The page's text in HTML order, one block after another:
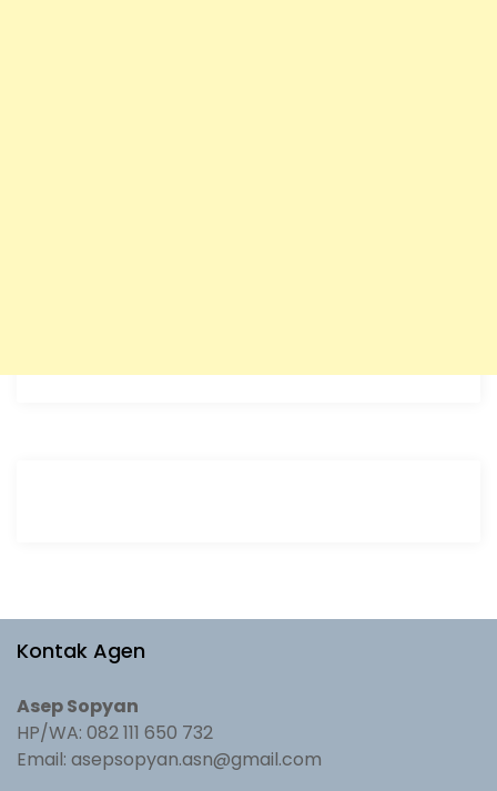
Kontak Agen
Asep Sopyan
HP/WA: 082 111 650 732
Email: asepsopyan.asn@gmail.com